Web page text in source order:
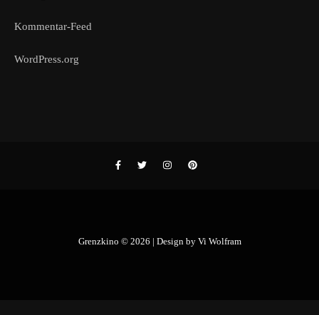
Kommentar-Feed
WordPress.org
Grenzkino © 2026 | Design by Vi Wolfram